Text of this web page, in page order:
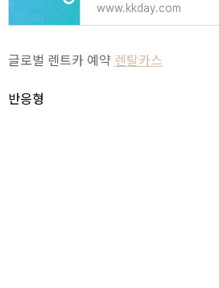
www.kkday.com
글로벌 렌트카 예약 렌탈카스
반응형